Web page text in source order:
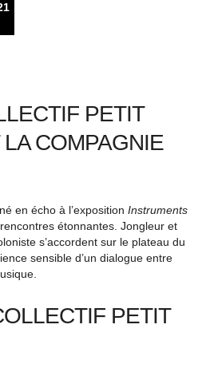
PETIT
COMPAGNIE
en écho à l’exposition Instruments
rencontres étonnantes. Jongleur et
s’accordent sur le plateau du
sensible d’un dialogue entre
PETIT